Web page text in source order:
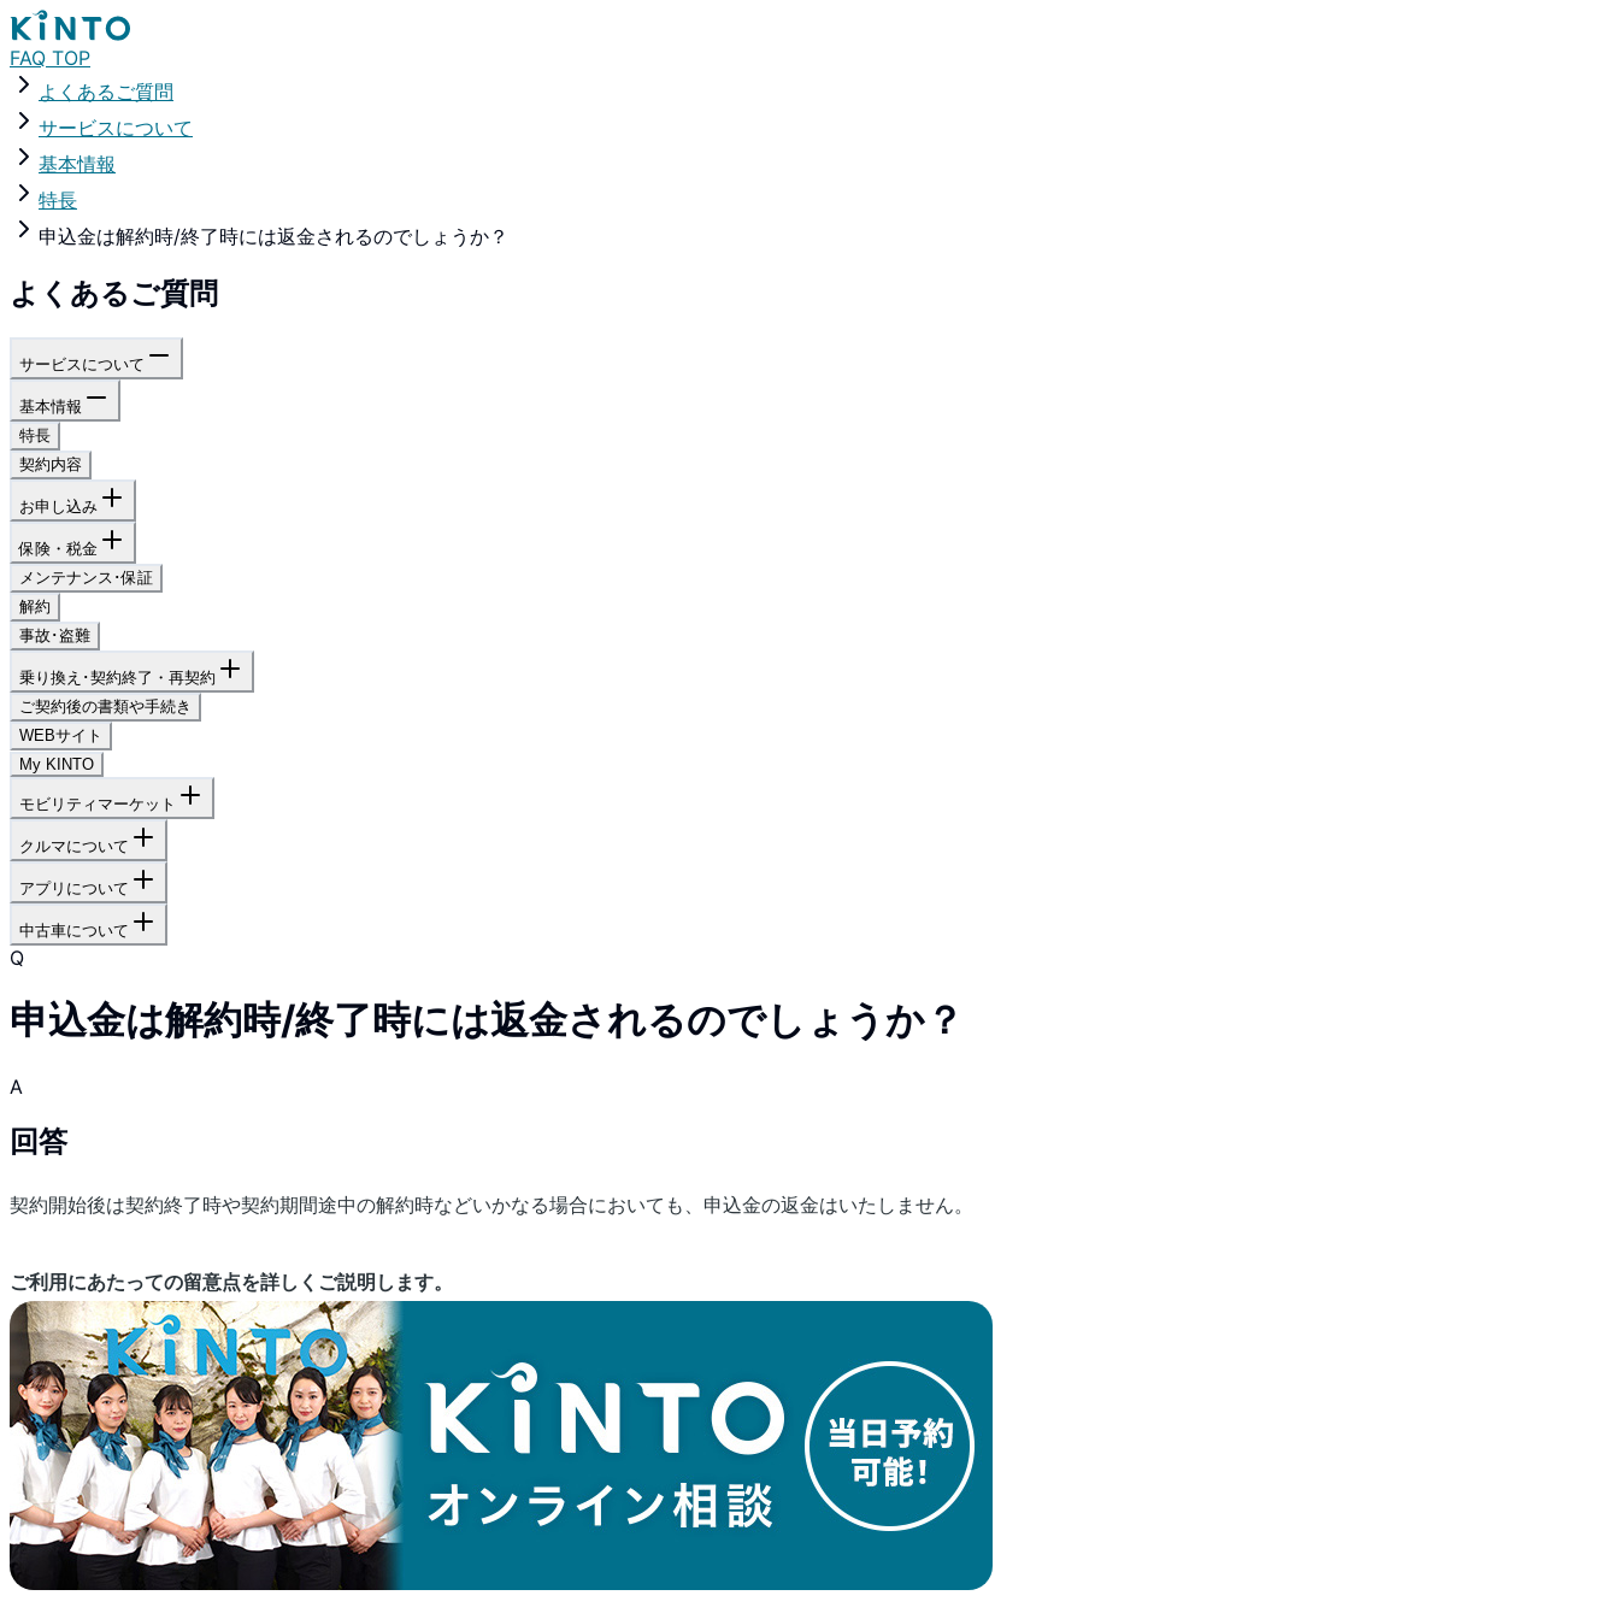
FAQ TOP
よくあるご質問
サービスについて
基本情報
特長
申込金は解約時/終了時には返金されるのでしょうか？
よくあるご質問
サービスについて
基本情報
特長
契約内容
お申し込み
保険・税金
メンテナンス･保証
解約
事故･盗難
乗り換え･契約終了・再契約
ご契約後の書類や手続き
WEBサイト
My KINTO
モビリティマーケット
クルマについて
アプリについて
中古車について
Q
申込金は解約時/終了時には返金されるのでしょうか？
A
回答
契約開始後は契約終了時や契約期間途中の解約時などいかなる場合においても、申込金の返金はいたしません。
ご利用にあたっての留意点を詳しくご説明します。